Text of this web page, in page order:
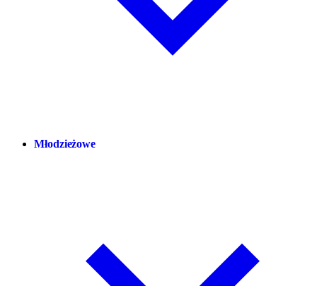
Młodzieżowe